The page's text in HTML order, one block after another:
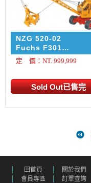
NZG 520-02
Fuchs F301
Excavator -
輪式採集起重機
定 價：NT. 999,999
回首頁 關於我們
會員專區
訂單查詢